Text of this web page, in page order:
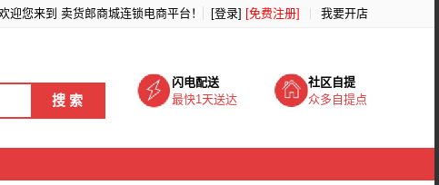
迎您来到 卖货郎商城连锁电商平台 ！ [登录] [免费注册] 我要开店
搜 索
闪电配送
最快1天送达
社区自提
众多自提点